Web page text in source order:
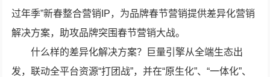
过年季”新春整合营销IP，为品牌春节营销提供差异化营销
解决方案，助攻品牌突围春节营销大战。
什么样的差异化解决方案？巨量引擎从全端生态出
发，联动全平台资源“打团战”，并在“原生化”、“一体化”、